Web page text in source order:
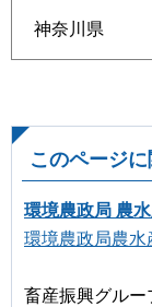
神奈川県
このページ
環境農政局 農
環境農政局農水
畜産振興グルー